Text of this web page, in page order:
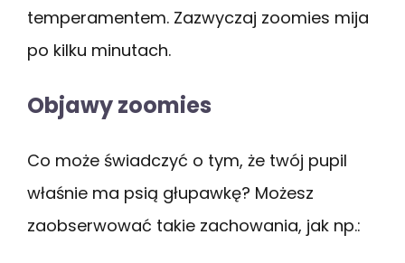
temperamentem. Zazwyczaj zoomies mija
po kilku minutach.
Objawy zoomies
Co może świadczyć o tym, że twój pupil
właśnie ma psią głupawkę? Możesz
zaobserwować takie zachowania, jak np.: